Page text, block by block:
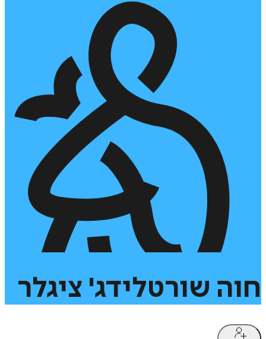
חוה שורטלידג' ציגלר